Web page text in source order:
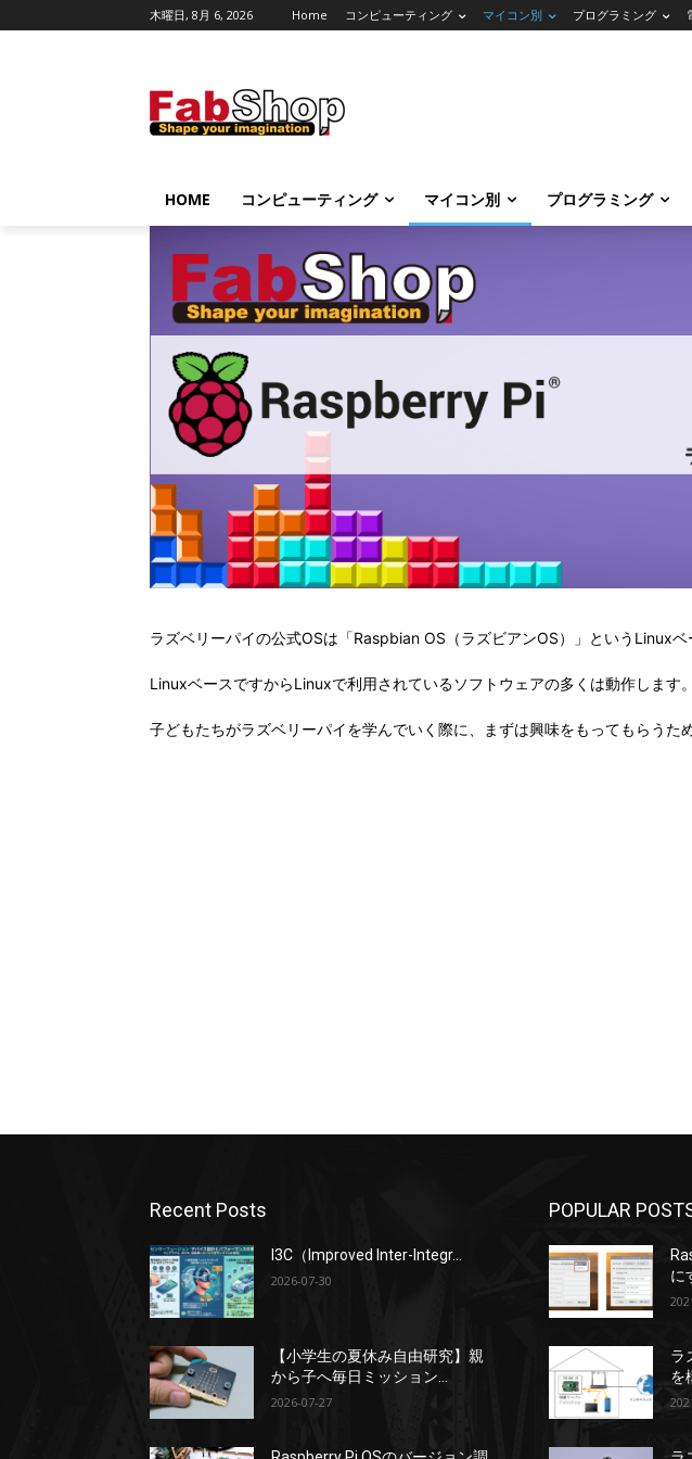
木曜日, 8月 6, 2026 Home コンピューティング マイコン別 プログラミング
HOME コンピューティング マイコン別 プログラミング
ラズベリーパイの公式OSは「Raspbian OS（ラズビアンOS）」というLinuxベ
LinuxベースですからLinuxで利用されているソフトウェアの多くは動作します
子どもたちがラズベリーパイを学んでいく際に、まずは興味をもってもらうた
Recent Posts
I3C（Improved Inter-Integr...
2026-07-30
【小学生の夏休み自由研究】親
から子へ毎日ミッション...
2026-07-27
POPULAR
に
ラ
を